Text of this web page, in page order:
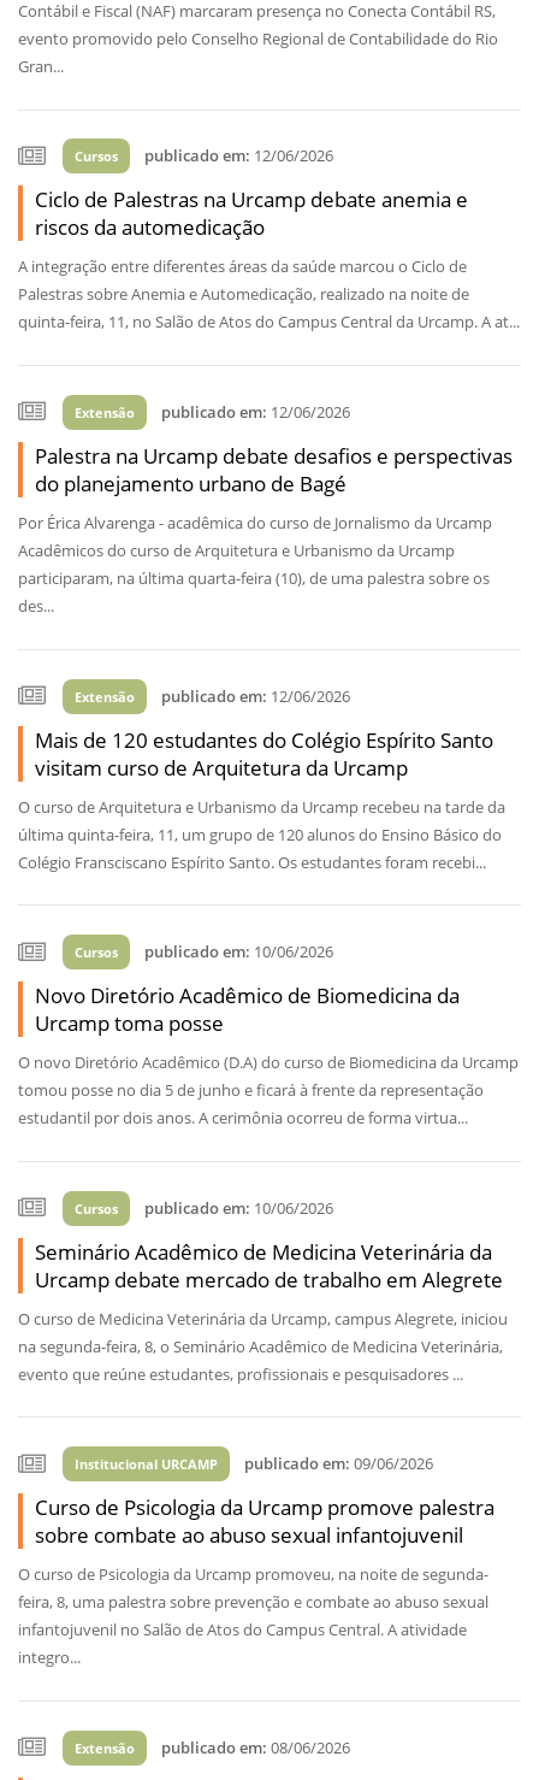
Contábil e Fiscal (NAF) marcaram presença no Conecta Contábil RS,
evento promovido pelo Conselho Regional de Contabilidade do Rio
Gran...
Cursos publicado em: 12/06/2026
Ciclo de Palestras na Urcamp debate anemia e
riscos da automedicação
A integração entre diferentes áreas da saúde marcou o Ciclo de
Palestras sobre Anemia e Automedicação, realizado na noite de
quinta-feira, 11, no Salão de Atos do Campus Central da Urcamp. A at...
Extensão publicado em: 12/06/2026
Palestra na Urcamp debate desafios e perspectivas
do planejamento urbano de Bagé
Por Érica Alvarenga - acadêmica do curso de Jornalismo da Urcamp
Acadêmicos do curso de Arquitetura e Urbanismo da Urcamp
participaram, na última quarta-feira (10), de uma palestra sobre os
des...
Extensão publicado em: 12/06/2026
Mais de 120 estudantes do Colégio Espírito Santo
visitam curso de Arquitetura da Urcamp
O curso de Arquitetura e Urbanismo da Urcamp recebeu na tarde da
última quinta-feira, 11, um grupo de 120 alunos do Ensino Básico do
Colégio Fransciscano Espírito Santo. Os estudantes foram recebi...
Cursos publicado em: 10/06/2026
Novo Diretório Acadêmico de Biomedicina da
Urcamp toma posse
O novo Diretório Acadêmico (D.A) do curso de Biomedicina da Urcamp
tomou posse no dia 5 de junho e ficará à frente da representação
estudantil por dois anos. A cerimônia ocorreu de forma virtua...
Cursos publicado em: 10/06/2026
Seminário Acadêmico de Medicina Veterinária da
Urcamp debate mercado de trabalho em Alegrete
O curso de Medicina Veterinária da Urcamp, campus Alegrete, iniciou
na segunda-feira, 8, o Seminário Acadêmico de Medicina Veterinária,
evento que reúne estudantes, profissionais e pesquisadores ...
Institucional URCAMP publicado em: 09/06/2026
Curso de Psicologia da Urcamp promove palestra
sobre combate ao abuso sexual infantojuvenil
O curso de Psicologia da Urcamp promoveu, na noite de segunda-
feira, 8, uma palestra sobre prevenção e combate ao abuso sexual
infantojuvenil no Salão de Atos do Campus Central. A atividade
integro...
Extensão publicado em: 08/06/2026